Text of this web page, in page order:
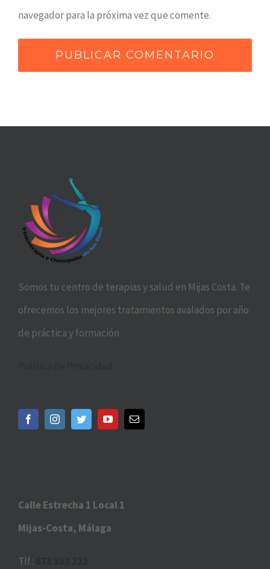
navegador para la próxima vez que comente.
Somos tu centro de terapias y salud en Mijas Costa. Te
ofrecemos los mejores tratamientos avalados por año
de práctica y formación
Calle Estrecha 1 Local 1
Mijas-Costa, Málaga
Tlf.: